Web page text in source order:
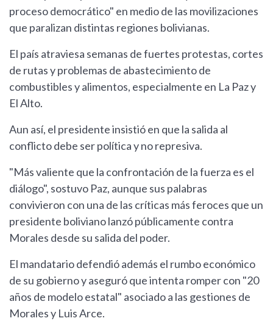
proceso democrático" en medio de las movilizaciones
que paralizan distintas regiones bolivianas.
El país atraviesa semanas de fuertes protestas, cortes
de rutas y problemas de abastecimiento de
combustibles y alimentos, especialmente en La Paz y
El Alto.
Aun así, el presidente insistió en que la salida al
conflicto debe ser política y no represiva.
"Más valiente que la confrontación de la fuerza es el
diálogo", sostuvo Paz, aunque sus palabras
convivieron con una de las críticas más feroces que un
presidente boliviano lanzó públicamente contra
Morales desde su salida del poder.
El mandatario defendió además el rumbo económico
de su gobierno y aseguró que intenta romper con "20
años de modelo estatal" asociado a las gestiones de
Morales y Luis Arce.